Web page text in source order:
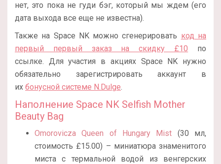
нет, это пока не гуди бэг, который мы ждем (его
дата выхода все еще не известна).
Также на Space NK можно сгенерировать код на
первый первый заказ на скидку £10 по
ссылке. Для участия в акциях Space NK нужно
обязательно зарегистрировать аккаунт в
их бонусной системе N.Dulge.
Наполнение Space NK Selfish Mother
Beauty Bag
Omorovicza Queen of Hungary Mist (30 мл,
стоимость £15.00) – миниатюра знаменитого
миста с термальной водой из венгерских